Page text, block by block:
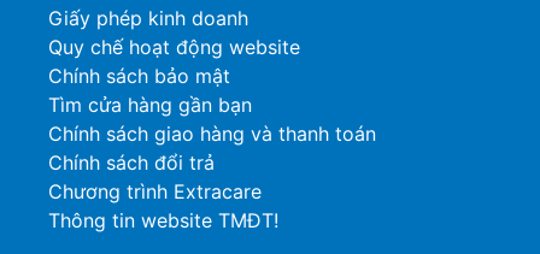
Giấy phép kinh doanh
Quy chế hoạt động website
Chính sách bảo mật
Tìm cửa hàng gần bạn
Chính sách giao hàng và thanh toán
Chính sách đổi trả
Chương trình Extracare
Thông tin website TMĐT!